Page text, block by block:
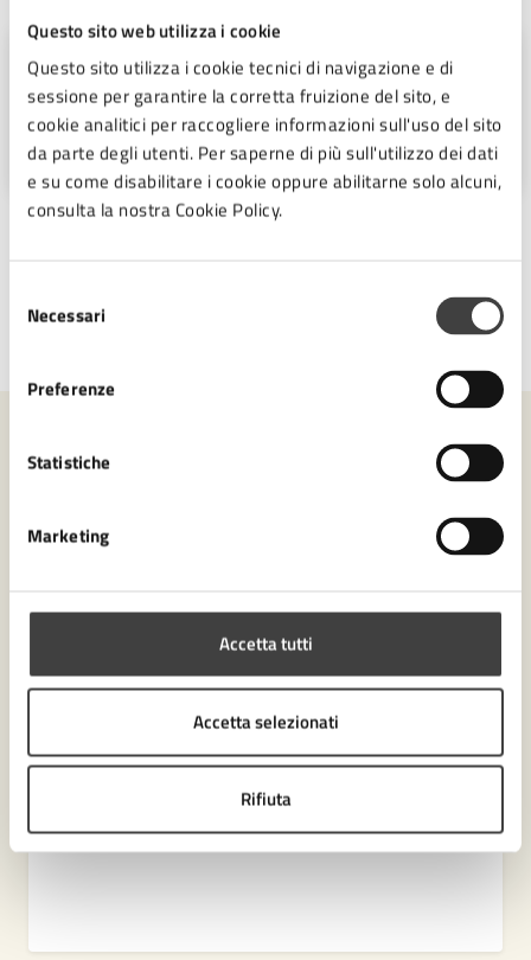
Questo sito web utilizza i cookie
Questo sito utilizza i cookie tecnici di navigazione e di
sessione per garantire la corretta fruizione del sito, e
cookie analitici per raccogliere informazioni sull'uso del sito
da parte degli utenti. Per saperne di più sull'utilizzo dei dati
e su come disabilitare i cookie oppure abilitarne solo alcuni,
consulta la nostra Cookie Policy.
delNecessari
Preferenze
Statistiche
Marketing
Accetta tutti
Accetta selezionati
Rifiuta
Ufficio Stampa
Piazza del Popolo 10, Cesena (FC),
47521
Amministrazione